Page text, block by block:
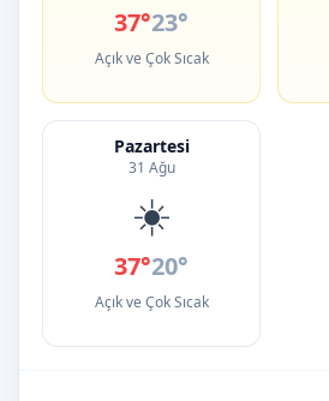
37°23°
Açık ve Çok Sıcak
Pazartesi
31 Ağu
☀️
37°20°
Açık ve Çok Sıcak